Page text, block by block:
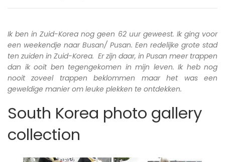
Ik ben in Zuid-Korea nog geen 62 uur geweest. Ik ging voor
een weekendje naar Busan/ Pusan. Een redelijke grote stad
ten zuiden in Zuid-Korea. Er zijn daar, in Pusan meer trappen
dan ik ooit ben tegengekomen in mijn leven. Ik heb nog
nooit zoveel trappen beklommen maar het was een
geweldige manier om leuke plekken te ontdekken.
South Korea photo gallery
collection